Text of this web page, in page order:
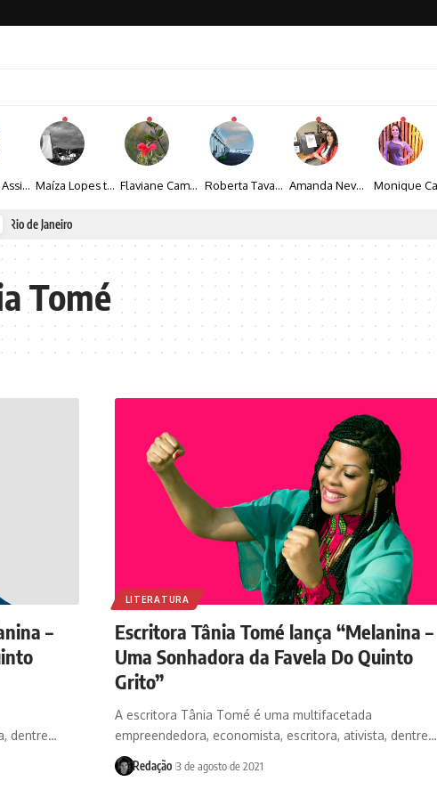
Veronice Assini Saes transforma a natureza em fotografias marcadas pela sensibilidade Maíza Lopes transforma cultura popular baiana em narrativas fotográficas Flaviane Campos transforma natureza, espiritualidade e sensibilidade em narrativas fotográficas Roberta Tavares transforma a fotografia em obras de arte marcadas pela sensibilidade e sofisticação Amanda Neves transforma a beleza da natureza em obras realistas repletas de sensibilidade
Espraiada Festival 2026 aposta na cultura periférica para ampliar oportunidades na zona sul
Tomé
–
dentre…
LITERATURA
Escritora Tânia Tomé lança “Melanina –
Uma Sonhadora da Favela Do Quinto
Grito”
A escritora Tânia Tomé é uma multifacetada
empreendedora, economista, escritora, ativista, dentre…
Redação 3 de agosto de 2021